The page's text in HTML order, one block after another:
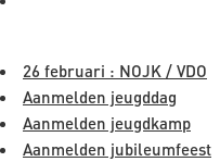
26 februari : NOJK / VDO
Aanmelden jeugddag
Aanmelden jeugdkamp
Aanmelden jubileumfeest